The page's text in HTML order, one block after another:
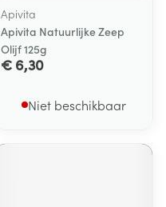
Apivita
Apivita Natuurlijke Zeep
Olijf 125g
€ 6,30
Niet beschikbaar